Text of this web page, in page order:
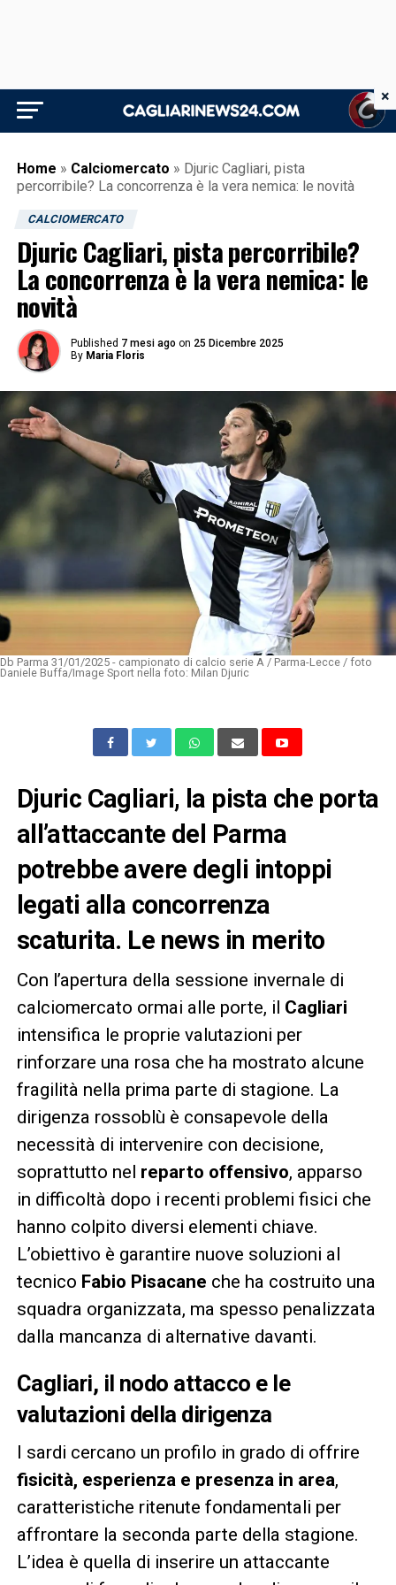
Home » Calciomercato » Djuric Cagliari, pista
percorribile? La concorrenza è la vera nemica: le novità
CALCIOMERCATO
Djuric Cagliari, pista percorribile?
La concorrenza è la vera nemica: le
novità
Published 7 mesi ago on 25 Dicembre 2025
By Maria Floris
Db Parma 31/01/2025 - campionato di calcio serie A / Parma-Lecce / foto
Daniele Buffa/Image Sport nella foto: Milan Djuric
Djuric Cagliari, la pista che porta
all’attaccante del Parma
potrebbe avere degli intoppi
legati alla concorrenza
scaturita. Le news in merito
Con l’apertura della sessione invernale di
calciomercato ormai alle porte, il Cagliari
intensifica le proprie valutazioni per
rinforzare una rosa che ha mostrato alcune
fragilità nella prima parte di stagione. La
dirigenza rossoblù è consapevole della
necessità di intervenire con decisione,
soprattutto nel reparto offensivo, apparso
in difficoltà dopo i recenti problemi fisici che
hanno colpito diversi elementi chiave.
L’obiettivo è garantire nuove soluzioni al
tecnico Fabio Pisacane che ha costruito una
squadra organizzata, ma spesso penalizzata
dalla mancanza di alternative davanti.
Cagliari, il nodo attacco e le
valutazioni della dirigenza
I sardi cercano un profilo in grado di offrire
fisicità, esperienza e presenza in area,
caratteristiche ritenute fondamentali per
affrontare la seconda parte della stagione.
L’idea è quella di inserire un attaccante
×